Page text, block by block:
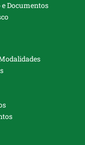
Documentos